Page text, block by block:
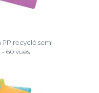
recyclé semi-
60 vues